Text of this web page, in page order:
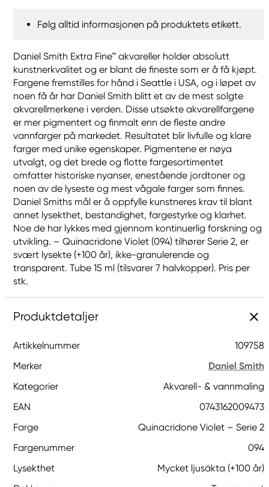
Følg alltid informasjonen på produktets etikett.
Daniel Smith Extra Fine™ akvareller holder absolutt
kunstnerkvalitet og er blant de fineste som er å få kjøpt.
Fargene fremstilles for hånd i Seattle i USA, og i løpet av
noen få år har Daniel Smith blitt et av de mest solgte
akvarellmerkene i verden. Disse utsøkte akvarellfargene
er mer pigmentert og finmalt enn de fleste andre
vannfarger på markedet. Resultatet blir livfulle og klare
farger med unike egenskaper. Pigmentene er nøya
utvalgt, og det brede og flotte fargesortimentet
omfatter historiske nyanser, enestående jordtoner og
noen av de lyseste og mest vågale farger som finnes.
Daniel Smiths mål er å oppfylle kunstneres krav til blant
annet lysekthet, bestandighet, fargestyrke og klarhet.
Noe de har lykkes med gjennom kontinuerlig forskning og
utvikling. – Quinacridone Violet (094) tilhører Serie 2, er
svært lysekte (+100 år), ikke-granulerende og
transparent. Tube 15 ml (tilsvarer 7 halvkopper). Pris per
stk.
Produktdetaljer
Artikkelnummer
109758
Merker
Daniel Smith
Kategorier
Akvarell- & vannmaling
EAN
0743162009473
Farge
Quinacridone Violet – Serie 2
Fargenummer
094
Lysekthet
Mycket ljusäkta (+100 år)